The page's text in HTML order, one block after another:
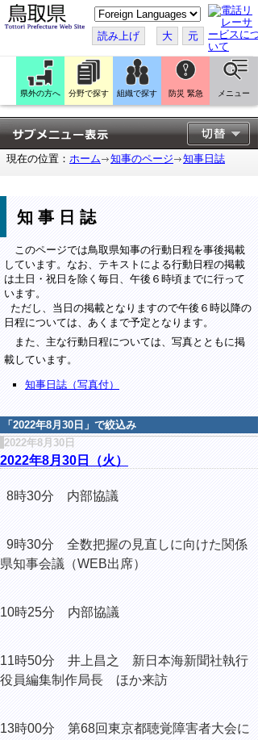
こ
の
ペ
ー
ジ
翻
訳
す
る
読み上げ 大 元
県外の方へ 分野で探す 組織で探す 防災 緊急 メニュー
現在の位置： ホーム 知事のページ 知事日誌
知事日誌
このページでは鳥取県知事の行動日程を事後掲載
しています。なお、テキストによる行動日程の掲載
は土日・祝日を除く毎日、午後６時頃までに行って
います。
ただし、当日の掲載となりますので午後６時以降の
日程については、あくまで予定となります。
また、主な行動日程については、写真とともに掲
載しています。
知事日誌（写真付）
「 2022年8月30日 」で絞込み
2022年8月30日
2022年8月30日（火）
8時30分 内部協議
9時30分 全数把握の見直しに向けた関係
県知事会議（WEB出席）
10時25分 内部協議
11時50分 井上昌之 新日本海新聞社執行
役員編集制作局長 ほか来訪
13時00分 第68回東京都聴覚障害者大会に